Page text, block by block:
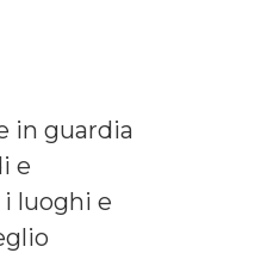
in guardia
e
luoghi e